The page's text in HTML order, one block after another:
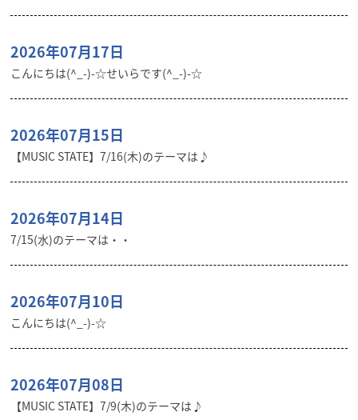
2026年07月17日
こんにちは(^_-)-☆せいらです(^_-)-☆
2026年07月15日
【MUSIC STATE】7/16(木)のテーマは♪
2026年07月14日
7/15(水)のテーマは・・
2026年07月10日
こんにちは(^_-)-☆
2026年07月08日
【MUSIC STATE】7/9(木)のテーマは♪